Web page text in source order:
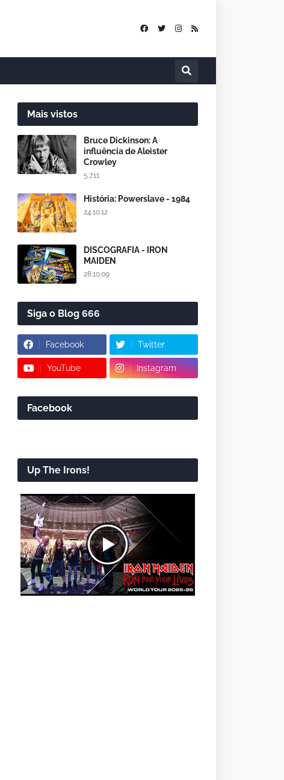
Mais vistos
Bruce Dickinson: A
influência de Aleister
Crowley
5.7.11
História: Powerslave - 1984
24.10.12
DISCOGRAFIA - IRON
MAIDEN
28.10.09
Siga o Blog 666
Facebook Twitter
YouTube Instagram
Facebook
Up The Irons!